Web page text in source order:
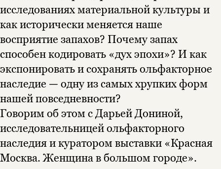
исследованиях материальной культуры и
как исторически меняется наше
восприятие запахов? Почему запах
способен кодировать «дух эпохи»? И как
экспонировать и сохранять ольфакторное
наследие — одну из самых хрупких форм
нашей повседневности?
Говорим об этом с Дарьей Дониной,
исследовательницей ольфакторного
наследия и куратором выставки «Красная
Москва. Женщина в большом городе».
Подписка на рассылку
Раз в неделю мы отправляем рассылку
о книгах и событиях «НЛО».
За подписку дарим промокод на
скидку 15%
Я соглашаюсь с Политикой конфиденциальности
Этой книги временно
нет в продаже.
Вы можете подписаться на
уведомления, и при поступлении книги
на склад получить письмо на указанный
электронный адрес.
Я соглашаюсь сПолитикой конфиденциальности
Эта книга
не предназначена для
несовершеннолетних
Скажите, пожалуйста,
вам уже исполнилось 18 лет?